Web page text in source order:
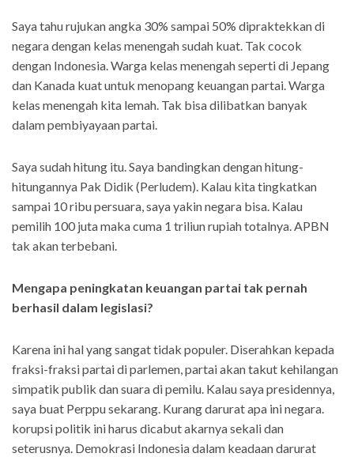
Saya tahu rujukan angka 30% sampai 50% dipraktekkan di
negara dengan kelas menengah sudah kuat. Tak cocok
dengan Indonesia. Warga kelas menengah seperti di Jepang
dan Kanada kuat untuk menopang keuangan partai. Warga
kelas menengah kita lemah. Tak bisa dilibatkan banyak
dalam pembiyayaan partai.
Saya sudah hitung itu. Saya bandingkan dengan hitung-
hitungannya Pak Didik (Perludem). Kalau kita tingkatkan
sampai 10 ribu persuara, saya yakin negara bisa. Kalau
pemilih 100 juta maka cuma 1 triliun rupiah totalnya. APBN
tak akan terbebani.
Mengapa peningkatan keuangan partai tak pernah
berhasil dalam legislasi?
Karena ini hal yang sangat tidak populer. Diserahkan kepada
fraksi-fraksi partai di parlemen, partai akan takut kehilangan
simpatik publik dan suara di pemilu. Kalau saya presidennya,
saya buat Perppu sekarang. Kurang darurat apa ini negara.
korupsi politik ini harus dicabut akarnya sekali dan
seterusnya. Demokrasi Indonesia dalam keadaan darurat